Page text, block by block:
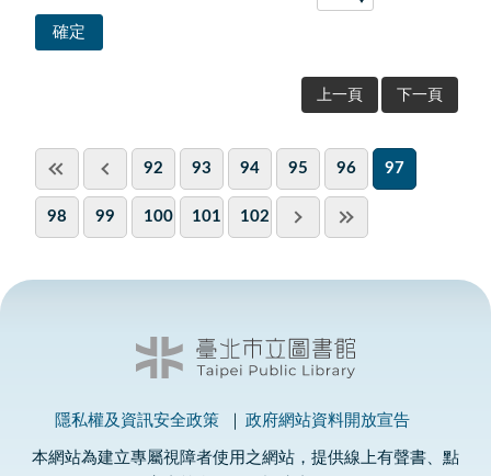
上一頁 下一頁
92 93 94 95 96 97
98 99 100 101 102
隱私權及資訊安全政策 政府網站資料開放宣告
本網站為建立專屬視障者使用之網站，提供線上有聲書、點